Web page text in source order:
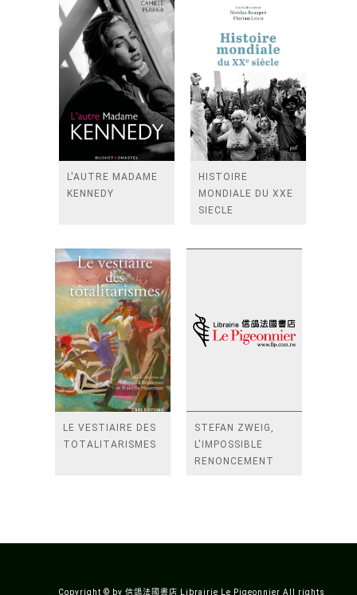
L'AUTRE MADAME
KENNEDY
HISTOIRE
MONDIALE DU XXE
SIECLE
LE VESTIAIRE DES
TOTALITARISMES
STEFAN ZWEIG,
L'IMPOSSIBLE
RENONCEMENT
Copyright © by 信鴿法國書店 Librairie Le Pigeonnier All rights